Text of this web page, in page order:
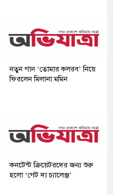
নতুন গান ‘তোমার কলরব’ নিয়ে
ফিরলেন মিলানা মমিন
কনটেন্ট ক্রিয়েটরদের জন্য শুরু
হলো ‘গেট দ্য চ্যালেঞ্জ’